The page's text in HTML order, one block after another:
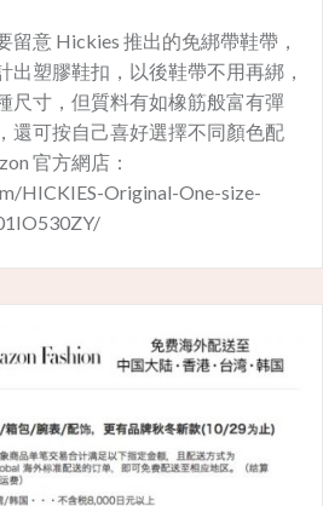
意 Hickies 推出的免綁帶鞋帶，
塑膠鞋扣，以後鞋帶不用再綁，
尺寸，但質料有如橡筋般富有彈
還可按自己喜好選擇不同顏色配
官方網店：
HICKIES-Original-One-size-